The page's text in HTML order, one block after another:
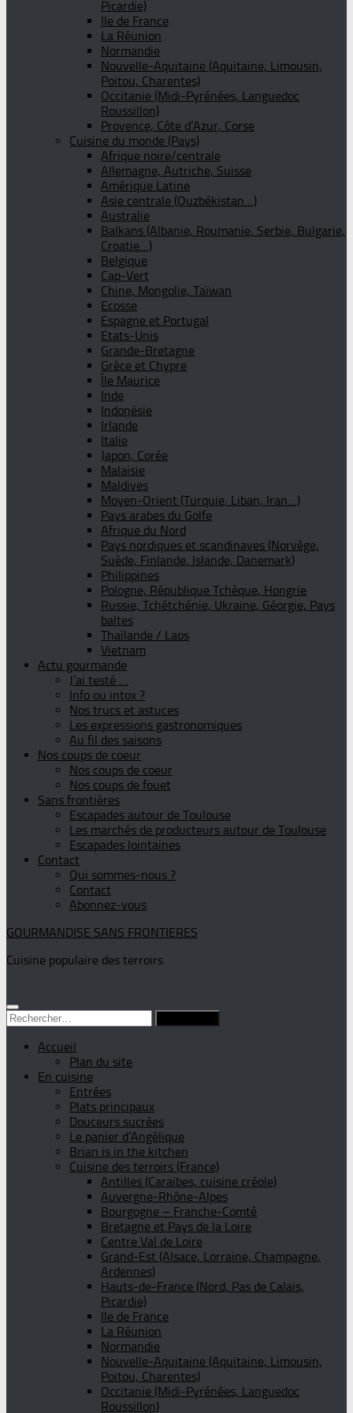
Picardie)
Ile de France
La Réunion
Normandie
Nouvelle-Aquitaine (Aquitaine, Limousin,
Poitou, Charentes)
Occitanie (Midi-Pyrénées, Languedoc
Roussillon)
Provence, Côte d’Azur, Corse
Cuisine du monde (Pays)
Afrique noire/centrale
Allemagne, Autriche, Suisse
Amérique Latine
Asie centrale (Ouzbékistan…)
Australie
Balkans (Albanie, Roumanie, Serbie, Bulgarie,
Croatie…)
Belgique
Cap-Vert
Chine, Mongolie, Taïwan
Ecosse
Espagne et Portugal
Etats-Unis
Grande-Bretagne
Grèce et Chypre
Île Maurice
Inde
Indonésie
Irlande
Italie
Japon, Corée
Malaisie
Maldives
Moyen-Orient (Turquie, Liban, Iran…)
Pays arabes du Golfe
Afrique du Nord
Pays nordiques et scandinaves (Norvège,
Suède, Finlande, Islande, Danemark)
Philippines
Pologne, République Tchèque, Hongrie
Russie, Tchétchénie, Ukraine, Géorgie, Pays
baltes
Thaïlande / Laos
Vietnam
Actu gourmande
J’ai testé …
Info ou intox ?
Nos trucs et astuces
Les expressions gastronomiques
Au fil des saisons
Nos coups de coeur
Nos coups de coeur
Nos coups de fouet
Sans frontières
Escapades autour de Toulouse
Les marchés de producteurs autour de Toulouse
Escapades lointaines
Contact
Qui sommes-nous ?
Contact
Abonnez-vous
GOURMANDISE SANS FRONTIERES
Cuisine populaire des terroirs
Rechercher :
Accueil
Plan du site
En cuisine
Entrées
Plats principaux
Douceurs sucrées
Le panier d’Angélique
Brian is in the kitchen
Cuisine des terroirs (France)
Antilles (Caraïbes, cuisine créole)
Auvergne-Rhône-Alpes
Bourgogne – Franche-Comté
Bretagne et Pays de la Loire
Centre Val de Loire
Grand-Est (Alsace, Lorraine, Champagne,
Ardennes)
Hauts-de-France (Nord, Pas de Calais,
Picardie)
Ile de France
La Réunion
Normandie
Nouvelle-Aquitaine (Aquitaine, Limousin,
Poitou, Charentes)
Occitanie (Midi-Pyrénées, Languedoc
Roussillon)